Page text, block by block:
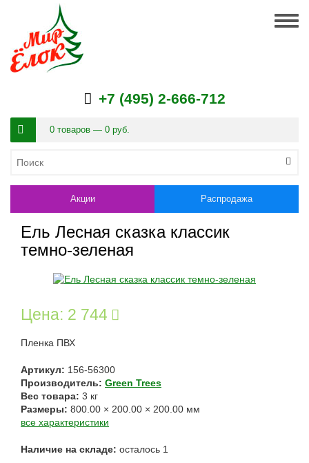
+7 (495) 2-666-712
0 товаров — 0 руб.
Акции Распродажа
Ель Лесная сказка классик
темно-зеленая
Цена: 2 744
Пленка ПВХ
Артикул: 156-56300
Производитель: Green Trees
Вес товара: 3 кг
Размеры: 800.00 × 200.00 × 200.00 мм
все характеристики
Наличие на складе: осталось 1